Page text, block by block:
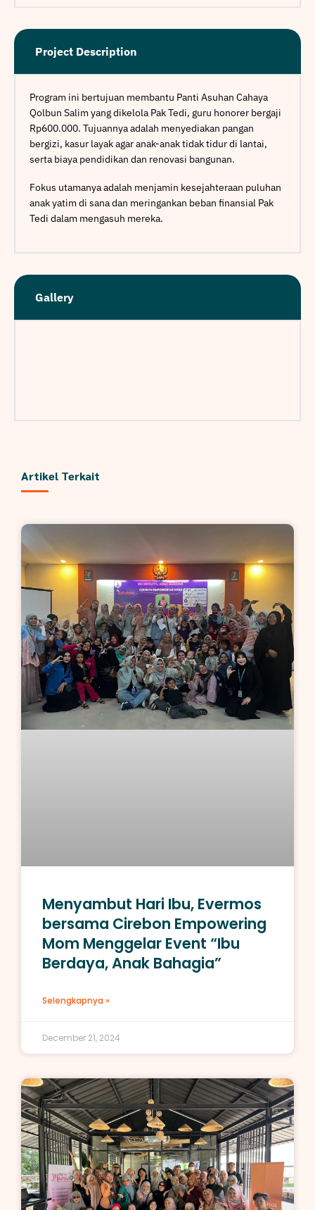
Project Description
Program ini bertujuan membantu Panti Asuhan Cahaya
Qolbun Salim yang dikelola Pak Tedi, guru honorer bergaji
Rp600.000. Tujuannya adalah menyediakan pangan
bergizi, kasur layak agar anak-anak tidak tidur di lantai,
serta biaya pendidikan dan renovasi bangunan.
Fokus utamanya adalah menjamin kesejahteraan puluhan
anak yatim di sana dan meringankan beban finansial Pak
Tedi dalam mengasuh mereka.
Gallery
Artikel Terkait
Menyambut Hari Ibu, Evermos
bersama Cirebon Empowering
Mom Menggelar Event “Ibu
Berdaya, Anak Bahagia”
Selengkapnya »
December 21, 2024